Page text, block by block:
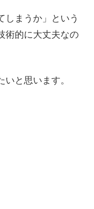
しまうか」という
術的に大丈夫なの
と思います。